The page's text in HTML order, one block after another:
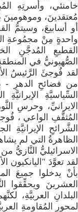
خامنئي، وأسرتِهِ
مُعتقدينَ،
أو أسابيعَ، وسيتمُّ
واحدةٍ مِنْ مجمُوعةِ
القطيعِ المُدجَّنِ
الصُّهيونيُّ في
​لقد فُوجئَ الرَّئيسُ
من فضائحِ الدهرِ -
السِّياسيَّةِ
الايرانيِّ، وحرسِ
المُثقَّفِ الواعي ،
الشَّرائحِ الإيرانيَّةِ
الظاهرةُ التي لم
الاسرائيليُّ النَّازيُّ
​لقد تعوَّدَ "اليانكيون
بأنْ يدخلوا جميعَ
العشرينَ ويحقِّقوا
البلدانِ العربيَّةِ،
لمحورِ المُقاومةِ